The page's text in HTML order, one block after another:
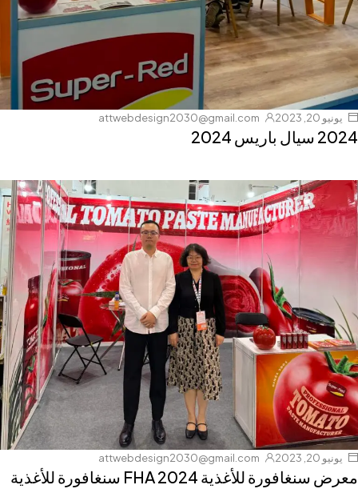
يونيو 20, 2023 attwebdesign2030@gmail.com
2024 سيال باريس 2024
يونيو 20, 2023 attwebdesign2030@gmail.com
معرض سنغافورة للأغذية 2024 FHA سنغافورة للأغذية